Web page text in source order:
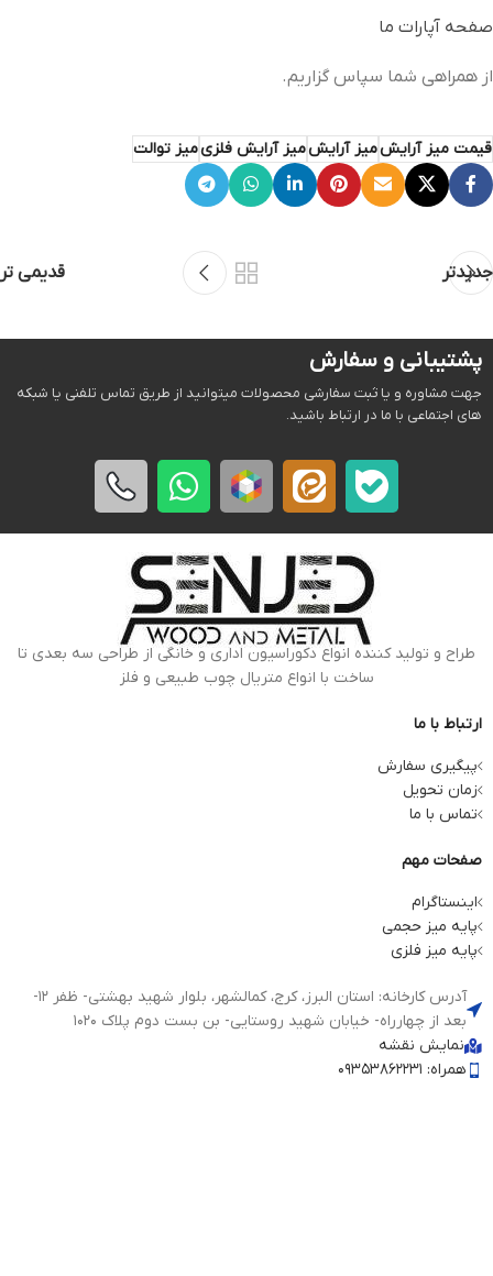
صفحه آپارات ما
از همراهی شما سپاس گزاریم.
قیمت میز آرایشمیز آرایشمیز آرایش فلزیمیز توالت
جدیدتر قدیمی تر
پشتیبانی و سفارش
جهت مشاوره و یا ثبت سفارشی محصولات میتوانید از طریق تماس تلفنی یا شبکه
های اجتماعی با ما در ارتباط باشید.
طراح و تولید کننده انواع دکوراسیون اداری و خانگی از طراحی سه بعدی تا
ساخت با انواع متریال چوب طبیعی و فلز
ارتباط با ما
پیگیری سفارش
زمان تحویل
تماس با ما
صفحات مهم
اینستاگرام
پایه میز حجمی
پایه میز فلزی
آدرس کارخانه: استان البرز، کرج، کمالشهر، بلوار شهید بهشتی- ظفر 12-
بعد از چهارراه- خیابان شهید روستایی- بن بست دوم پلاک 1020
نمایش نقشه
همراه: 09353862231